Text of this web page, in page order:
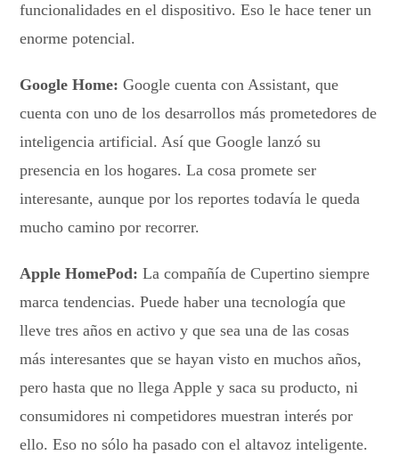
funcionalidades en el dispositivo. Eso le hace tener un
enorme potencial.
Google Home: Google cuenta con Assistant, que
cuenta con uno de los desarrollos más prometedores de
inteligencia artificial. Así que Google lanzó su
presencia en los hogares. La cosa promete ser
interesante, aunque por los reportes todavía le queda
mucho camino por recorrer.
Apple HomePod: La compañía de Cupertino siempre
marca tendencias. Puede haber una tecnología que
lleve tres años en activo y que sea una de las cosas
más interesantes que se hayan visto en muchos años,
pero hasta que no llega Apple y saca su producto, ni
consumidores ni competidores muestran interés por
ello. Eso no sólo ha pasado con el altavoz inteligente.